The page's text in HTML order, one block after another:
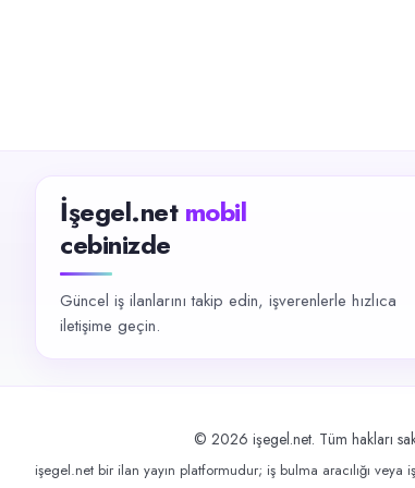
İşegel.net mobil
cebinizde
Güncel iş ilanlarını takip edin, işverenlerle hızlıca
iletişime geçin.
© 2026 işegel.net. Tüm hakları
işegel.net bir ilan yayın platformudur; iş bulma aracılığı veya